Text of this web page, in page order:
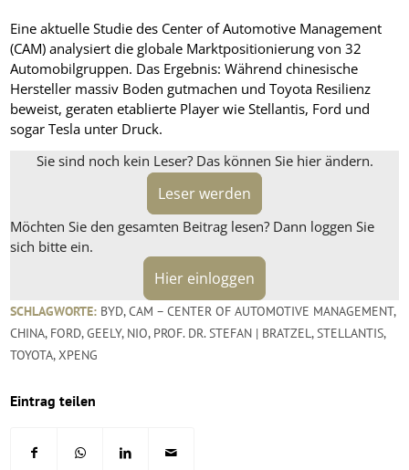
Eine aktuelle Studie des Center of Automotive Management
(CAM) analysiert die globale Marktpositionierung von 32
Automobilgruppen. Das Ergebnis: Während chinesische
Hersteller massiv Boden gutmachen und Toyota Resilienz
beweist, geraten etablierte Player wie Stellantis, Ford und
sogar Tesla unter Druck.
Sie sind noch kein Leser? Das können Sie hier ändern.
Leser werden
Möchten Sie den gesamten Beitrag lesen? Dann loggen Sie
sich bitte ein.
Hier einloggen
SCHLAGWORTE: BYD,CAM – CENTER OF AUTOMOTIVE MANAGEMENT,
CHINA, FORD,GEELY, NIO, PROF. DR. STEFAN | BRATZEL,STELLANTIS,
TOYOTA,XPENG
Eintrag teilen